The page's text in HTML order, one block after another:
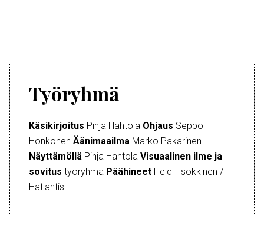
Työryhmä
Käsikirjoitus Pinja Hahtola Ohjaus Seppo
Honkonen Äänimaailma Marko Pakarinen
Näyttämöllä Pinja Hahtola Visuaalinen ilme ja
sovitus työryhmä Päähineet Heidi Tsokkinen /
Hatlantis